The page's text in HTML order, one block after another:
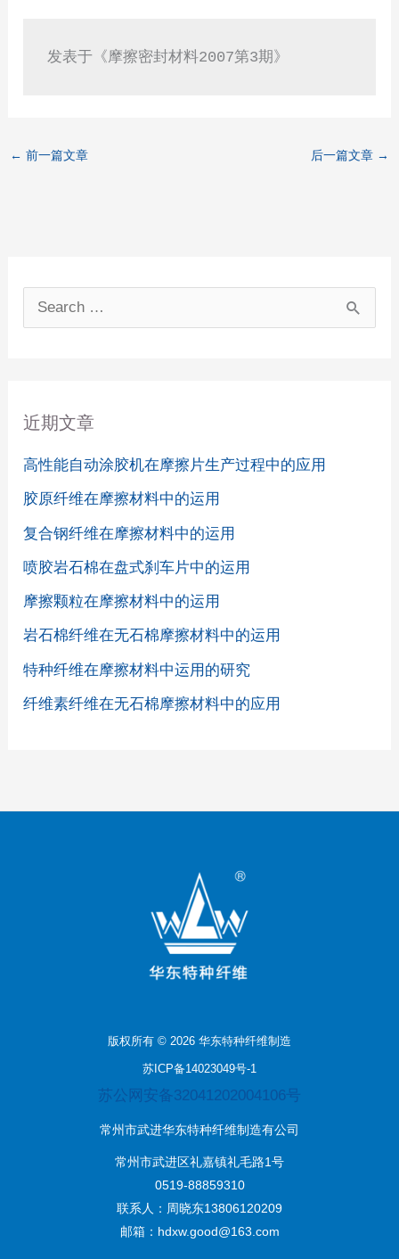
发表于《摩擦密封材料2007第3期》
← 前一篇文章 后一篇文章 →
索
近期文章
高性能自动涂胶机在摩擦片生产过程中的应用
胶原纤维在摩擦材料中的运用
复合钢纤维在摩擦材料中的运用
喷胶岩石棉在盘式刹车片中的运用
摩擦颗粒在摩擦材料中的运用
岩石棉纤维在无石棉摩擦材料中的运用
特种纤维在摩擦材料中运用的研究
纤维素纤维在无石棉摩擦材料中的应用
版权所有 © 2026 华东特种纤维制造
苏ICP备14023049号-1
苏公网安备32041202004106号
常州市武进华东特种纤维制造有公司
常州市武进区礼嘉镇礼毛路1号
0519-88859310
联系人：周晓东13806120209
邮箱：hdxw.good@163.com